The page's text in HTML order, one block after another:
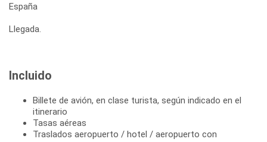
España
Llegada.
Incluido
Billete de avión, en clase turista, según indicado en el
itinerario
Tasas aéreas
Traslados aeropuerto / hotel / aeropuerto con